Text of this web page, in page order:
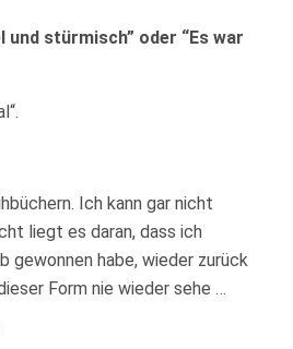
und stürmisch” oder “Es war
Ich kann gar nicht
liegt es daran, dass ich
gewonnen habe, wieder zurück
Form nie wieder sehe …